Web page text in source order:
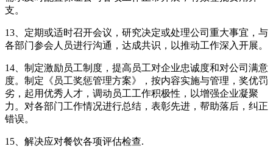
支。
13、定期或适时召开会议，研究决定或处理公司重大事宜，与
各部门参会人员进行沟通，达成共识，以推动工作深入开展。
14、制定激励员工制度，提高员工对企业忠诚度和对公司满意
度。制定《员工奖惩管理方案》，按内容实施与管理，奖优罚
劣，起用优秀人才，调动员工工作积极性，以增强企业凝聚
力。对各部门工作情况进行总结，表彰先进，帮助落后，纠正
错误。
15、解决应对餐饮各项评估检查.